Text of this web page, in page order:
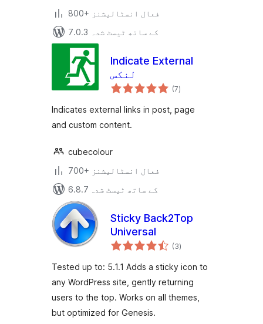
800+ فعال انسٹالیشنز
7.0.3 کے ساتھ ٹیسٹ شدہ
Indicate External
لنکس
(7مجموعی
درجہ
)
Indicates external links in post, page
and custom content.
cubecolour
700+ فعال انسٹالیشنز
6.8.7 کے ساتھ ٹیسٹ شدہ
Sticky Back2Top
Universal
(3مجموعی
درجہ
)
Tested up to: 5.1.1 Adds a sticky icon to
any WordPress site, gently returning
users to the top. Works on all themes,
but optimized for Genesis.